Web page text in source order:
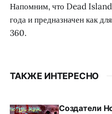
Напомним, что Dead Island
года и предназначен как
360.
ТАКЖЕ ИНТЕРЕСНО
Создатели